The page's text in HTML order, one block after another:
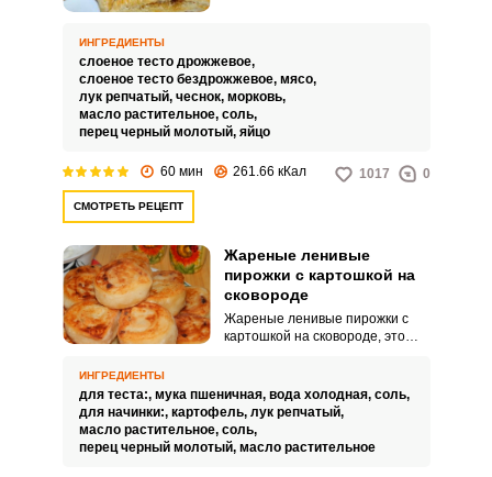
золотистой корочки, а внутри
содержит начинку из мяса. Это
классическое и популярное
блюдо, которое можно встретить
в различных кухнях, включая
русскую, восточноевропейскую и
ИНГРЕДИЕНТЫ
слоеное тесто дрожжевое,
слоеное тесто бездрожжевое, мясо,
лук репчатый, чеснок, морковь,
масло растительное, соль,
перец черный молотый, яйцо
60 мин 261.66 кКал 1017 0
СМОТРЕТЬ РЕЦЕПТ
Жареные ленивые
пирожки с картошкой на
сковороде
Жареные ленивые пирожки с
картошкой на сковороде, это
ИНГРЕДИЕНТЫ
для теста:, мука пшеничная, вода холодная, соль,
для начинки:, картофель, лук репчатый,
масло растительное, соль,
перец черный молотый, масло растительное